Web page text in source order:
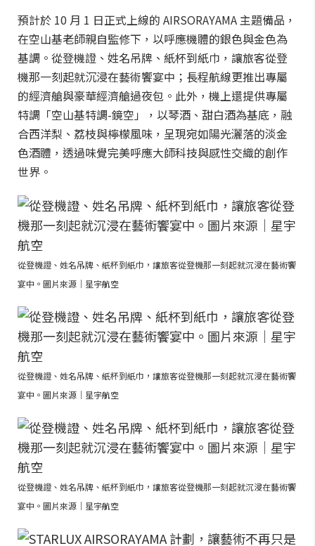
預計於 10 月 1 日正式上線的 AIRSORAYAMA 主題備品，
在空山基老師親自監修下，以呼應機體的銀色與金色為
基調。從登機證、姓名吊牌、紙杯到紙巾，讓旅客從登
機那一刻起就沉浸在藝術饗宴中；長程航線更推出專屬
的經濟艙與豪華經濟艙過夜包。此外，機上還提供專屬
特調「空山基特調-鏡空」，以琴酒、甜白酒為基底，融
合西洋梨、荔枝與檸檬風味，呈現宛如陽光灑落的淡金
色酒體，透過味覺完美呼應大師科技與感性交織的創作
世界。
從登機證、姓名吊牌、紙杯到紙巾，讓旅客從登機那一刻起就沉浸在藝術饗
宴中。圖片來源｜星宇航空
從登機證、姓名吊牌、紙杯到紙巾，讓旅客從登機那一刻起就沉浸在藝術饗
宴中。圖片來源｜星宇航空
從登機證、姓名吊牌、紙杯到紙巾，讓旅客從登機那一刻起就沉浸在藝術饗
宴中。圖片來源｜星宇航空